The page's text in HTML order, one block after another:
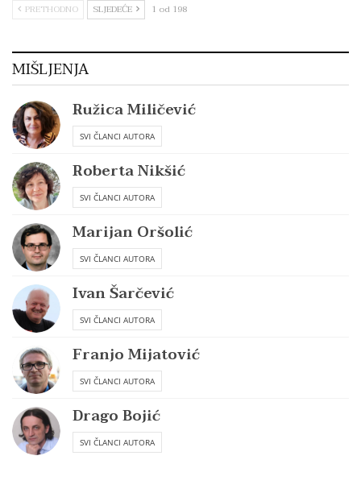
PRETHODNO SLJEDEĆE 1 od 198
MIŠLJENJA
Ružica Miličević
SVI ČLANCI AUTORA
Roberta Nikšić
SVI ČLANCI AUTORA
Marijan Oršolić
SVI ČLANCI AUTORA
Ivan Šarčević
SVI ČLANCI AUTORA
Franjo Mijatović
SVI ČLANCI AUTORA
Drago Bojić
SVI ČLANCI AUTORA